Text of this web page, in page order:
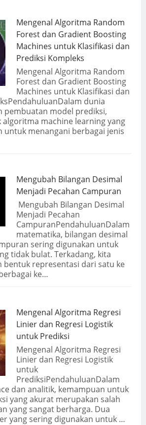
Mengenal Algoritma Random
Forest dan Gradient Boosting
Machines untuk Klasifikasi dan
Prediksi Kompleks
Mengenal Algoritma Random
Forest dan Gradient Boosting
Machines untuk Klasifikasi dan
dunia
pembuatan model prediksi,
machine learning yang
untuk menangani berbagai jenis
Mengubah Bilangan Desimal
Menjadi Pecahan Campuran
Mengubah Bilangan Desimal
Menjadi Pecahan
CampuranPendahuluanDalam
matematika, bilangan desimal
sering digunakan untuk
tidak bulat. Terkadang, kita
bentuk representasi dari satu ke
ke…
Mengenal Algoritma Regresi
Linier dan Regresi Logistik
untuk Prediksi
Mengenal Algoritma Regresi
Linier dan Regresi Logistik
untuk
PrediksiPendahuluanDalam
dan analitik, kemampuan untuk
yang akurat merupakan salah
yang sangat berharga. Dua
yang sering digunakan untuk …